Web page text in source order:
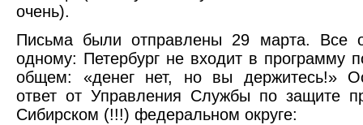
очень).
Письма были отправлены 29 марта. Все
одному: Петербург не входит в программу
общем: «денег нет, но вы держитесь!»
ответ от Управления Службы по защите
Сибирском (!!!) федеральном округе: